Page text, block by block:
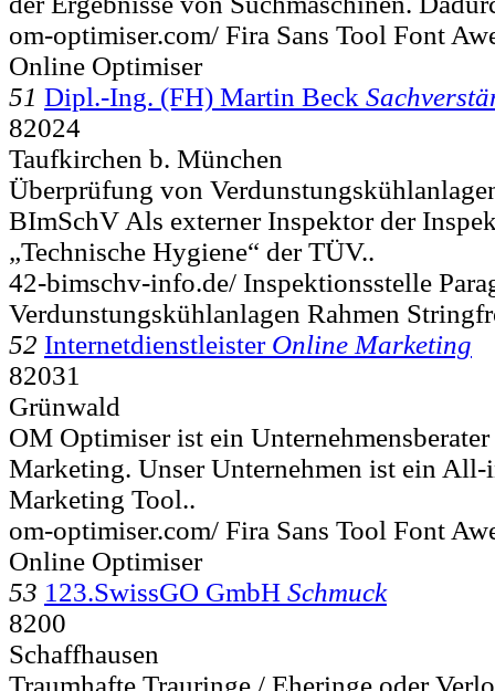
om-optimiser.com/ Fira Sans Tool Font
Online Optimiser
51 Dipl.-Ing. (FH) Martin Beck
82024
Taufkirchen b. München
Überprüfung von
BImSchV Als externer Inspektor der
„Technische Hygiene“ der TÜV..
42-bimschv-info.de/ Inspektionsstelle
Verdunstungskühlanlagen Rahmen
52 Internetdienstleister Online Marketing
82031
Grünwald
OM Optimiser ist ein
Marketing. Unser Unternehmen ist ein
Marketing Tool..
om-optimiser.com/ Fira Sans Tool Font
Online Optimiser
53 123.SwissGO GmbH Schmuck
8200
Schaffhausen
Traumhafte Trauringe / Eheringe oder